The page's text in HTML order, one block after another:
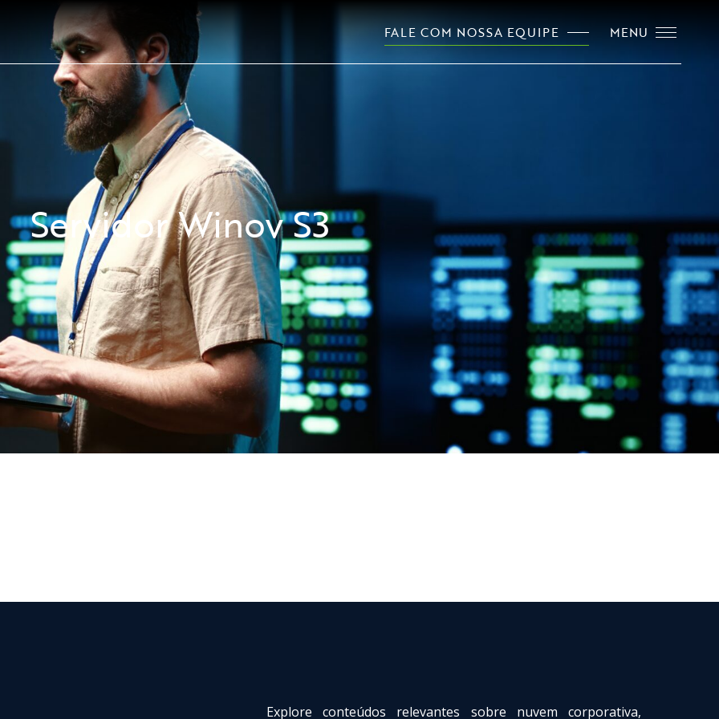
FALE COM NOSSA EQUIPE MENU
Servidor Winov S3
Explore conteúdos relevantes sobre nuvem corporativa,